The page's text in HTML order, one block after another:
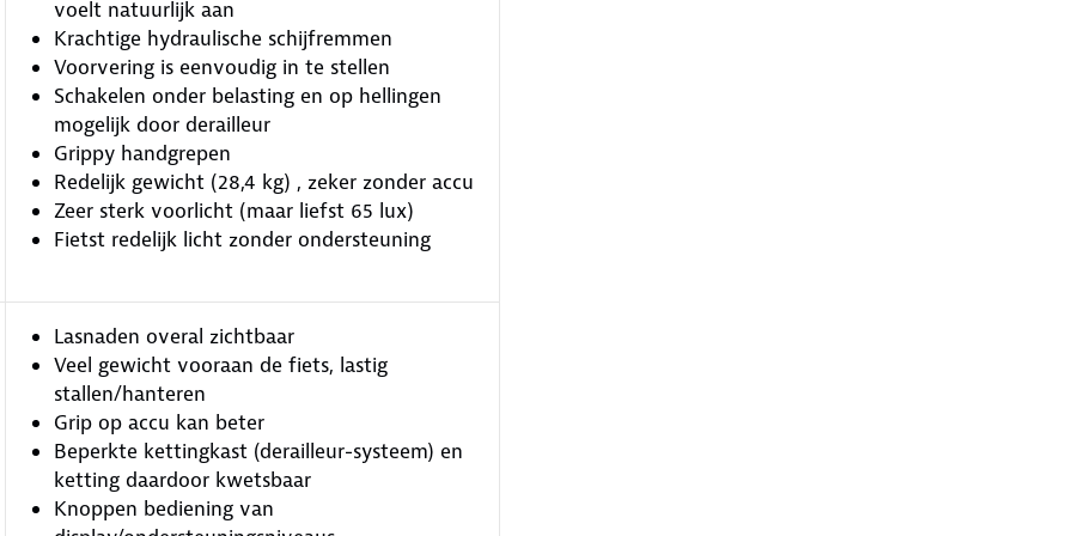
voelt natuurlijk aan
Krachtige hydraulische schijfremmen
Voorvering is eenvoudig in te stellen
Schakelen onder belasting en op hellingen
mogelijk door derailleur
Grippy handgrepen
Redelijk gewicht (28,4 kg) , zeker zonder accu
Zeer sterk voorlicht (maar liefst 65 lux)
Fietst redelijk licht zonder ondersteuning
Lasnaden overal zichtbaar
Veel gewicht vooraan de fiets, lastig
stallen/hanteren
Grip op accu kan beter
Beperkte kettingkast (derailleur-systeem) en
ketting daardoor kwetsbaar
Knoppen bediening van